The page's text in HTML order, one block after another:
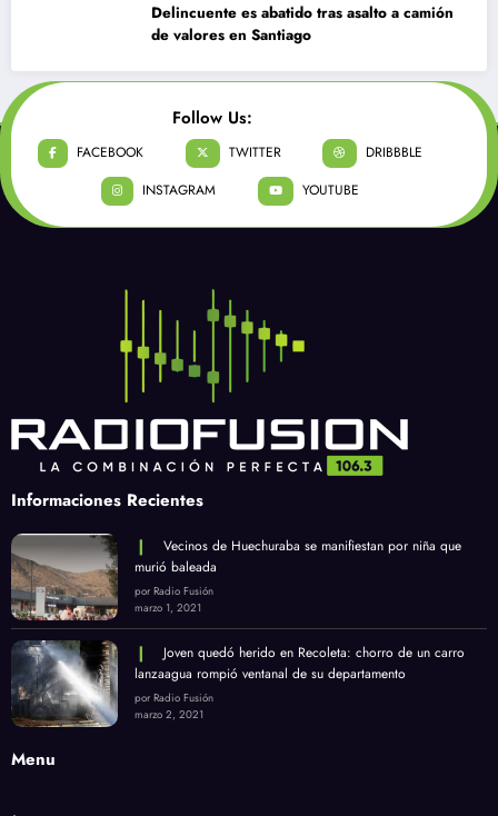
Delincuente es abatido tras asalto a camión
de valores en Santiago
Follow Us:
FACEBOOK TWITTER
DRIBBBLE
INSTAGRAM
YOUTUBE
Informaciones Recientes
Vecinos de Huechuraba se manifiestan por niña que
murió baleada
por Radio Fusión
marzo 1, 2021
Joven quedó herido en Recoleta: chorro de un carro
lanzaagua rompió ventanal de su departamento
por Radio Fusión
marzo 2, 2021
Menu